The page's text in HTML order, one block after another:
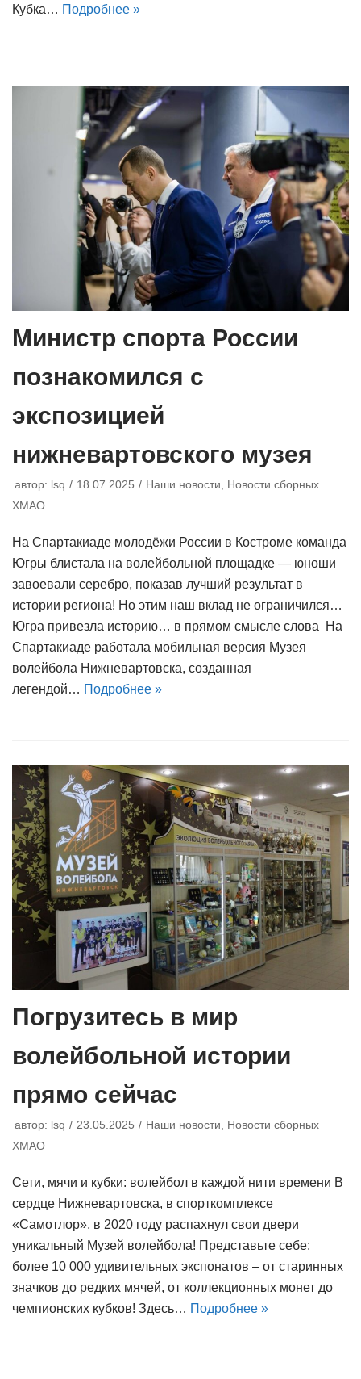
Кубка… Подробнее »
Министр спорта России
познакомился с
экспозицией
нижневартовского музея
автор: lsq 18.07.2025 Наши новости
Новости сборных
ХМАО
На Спартакиаде молодёжи России в Костроме команда
Югры блистала на волейбольной площадке — юноши
завоевали серебро, показав лучший результат в
истории региона! Но этим наш вклад не ограничился…
Югра привезла историю… в прямом смысле слова На
Спартакиаде работала мобильная версия Музея
волейбола Нижневартовска, созданная
легендой… Подробнее »
Погрузитесь в мир
волейбольной истории
прямо сейчас
автор: lsq 23.05.2025 Наши новости, Новости сборных
ХМАО
Сети, мячи и кубки: волейбол в каждой нити времени В
сердце Нижневартовска, в спорткомплексе
«Самотлор», в 2020 году распахнул свои двери
уникальный Музей волейбола! Представьте себе:
более 10 000 удивительных экспонатов – от старинных
значков до редких мячей, от коллекционных монет до
чемпионских кубков! Здесь… Подробнее »